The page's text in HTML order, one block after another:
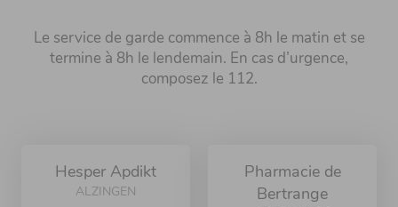
Le service de garde commence à 8h le matin et se
termine à 8h le lendemain. En cas d’urgence,
composez le 112.
Hesper Apdikt
ALZINGEN
Pharmacie de
Bertrange